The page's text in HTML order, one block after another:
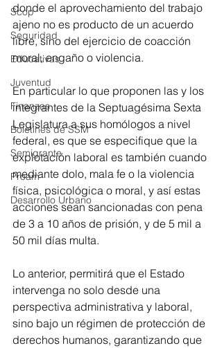
Scop
Seguridad
Educativas
Juventud
Finanzas
Boletines de SSM
Semigrante
Proam
Desarrollo Urbano
donde el aprovechamiento del trabajo
ajeno no es producto de un acuerdo
libre, sino del ejercicio de coacción
moral, engaño o violencia.
En particular lo que proponen las y los
integrantes de la Septuagésima Sexta
Legislatura a sus homólogos a nivel
federal, es que se especifique que la
explotación laboral es también cuando
mediante dolo, mala fe o la violencia
física, psicológica o moral, y así estas
acciones sean sancionadas con pena
de 3 a 10 años de prisión, y de 5 mil a
50 mil días multa.
Lo anterior, permitirá que el Estado
intervenga no solo desde una
perspectiva administrativa y laboral,
sino bajo un régimen de protección de
derechos humanos, garantizando que